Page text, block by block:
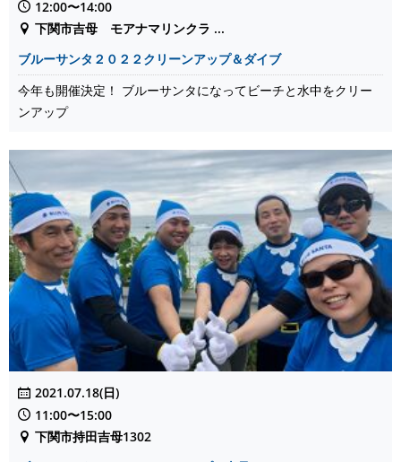
12:00〜14:00
下関市吉母 モアナマリンクラ ...
ブルーサンタ２０２２クリーンアップ＆ダイブ
今年も開催決定！ ブルーサンタになってビーチと水中をクリー
ンアップ
2021.07.18(日)
11:00〜15:00
下関市持田吉母1302